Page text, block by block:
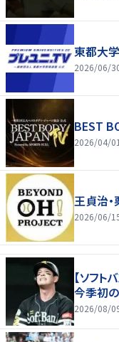
東都大
2026/06/
BEST
2026/04/
王貞治
2026/06/
【ソフ
今季初
2026/08/